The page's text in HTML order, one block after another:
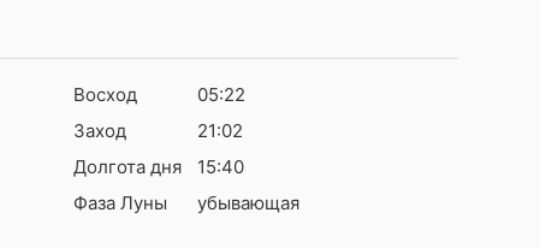
Восход
05:22
Заход
21:02
Долгота дня
15:40
Фаза Луны
убывающая